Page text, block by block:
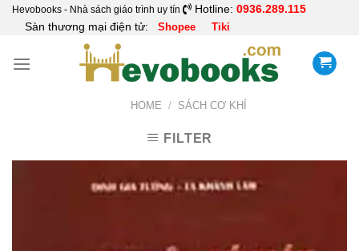
SkipHevobooks - Nhà sách giáo trình uy tín Hotline: 0936.289.115
Sàn thương mại điện tử: Shopee Tiki
HOME / SÁCH CƠ KHÍ
FILTER